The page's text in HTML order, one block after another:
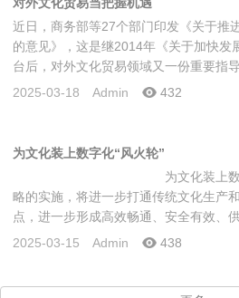
近日，商务部等27个部门印发《关于推
的意见》，这是继2014年《关于加快发
台后，对外文化贸易领域又一份重要指
2025-03-18
Admin 432
为文化装上数字化“风火轮”
为文化装上数字化“风
略的实施，将进一步打通传统文化生产
点，进一步形成高效畅通、安全有效、
2025-03-15
Admin 438